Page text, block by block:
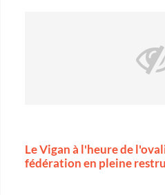
Le Vigan à l'heure de
fédération en pleine